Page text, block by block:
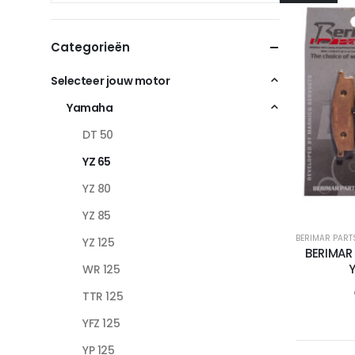
BERIMAR
Categorieën
Selecteer jouw motor
Yamaha
DT 50
YZ 65
YZ 80
YZ 85
YZ 125
WR 125
TTR 125
YFZ 125
YP 125